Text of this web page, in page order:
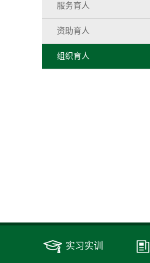
服务育人
资助育人
组织育人
实习实训